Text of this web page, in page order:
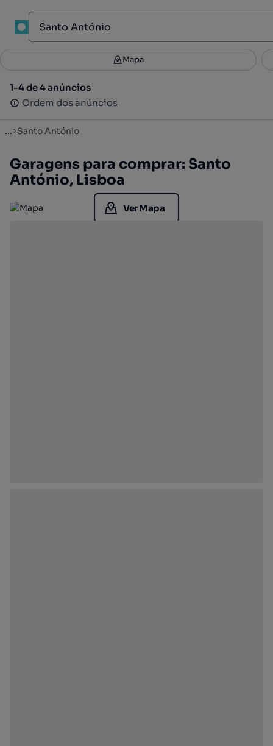
Filtros 2
1-4 de 4 anúncios
Ordem dos anúncios
Mapa
1-4 de 4 anúncios
Ordem dos anúncios
... Santo António
Garagens para comprar: Santo
António, Lisboa
Ver Mapa